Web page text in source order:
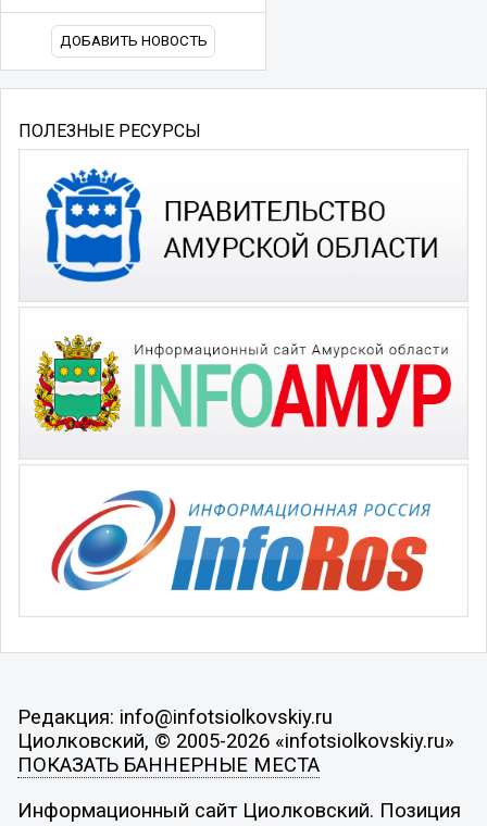
ДОБАВИТЬ НОВОСТЬ
ПОЛЕЗНЫЕ РЕСУРСЫ
Редакция: info@infotsiolkovskiy.ru
Циолковский, © 2005-2026 «infotsiolkovskiy.ru»
ПОКАЗАТЬ БАННЕРНЫЕ МЕСТА
Информационный сайт Циолковский. Позиция